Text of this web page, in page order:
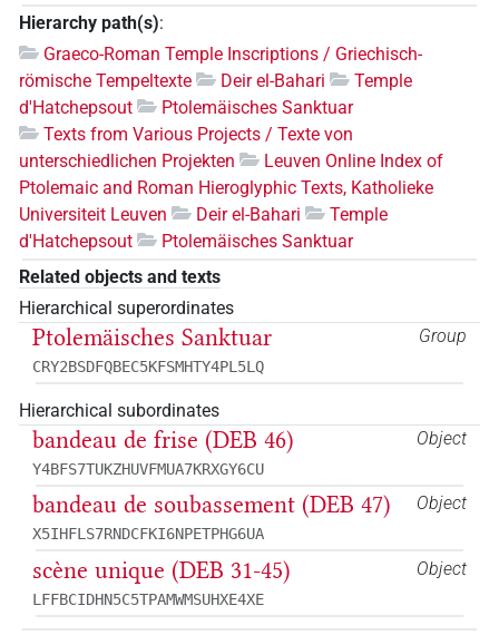
Hierarchy path(s):
Graeco-Roman Temple Inscriptions / Griechisch-
römische Tempeltexte
Deir el-Bahari
Temple
d'Hatchepsout
Ptolemäisches Sanktuar
Texts from Various Projects / Texte von
unterschiedlichen Projekten
Leuven Online Index of
Ptolemaic and Roman Hieroglyphic Texts, Katholieke
Universiteit Leuven
Deir el-Bahari
Temple
d'Hatchepsout
Ptolemäisches Sanktuar
Related objects and texts
Hierarchical superordinates
Group
Ptolemäisches Sanktuar
CRY2BSDFQBEC5KFSMHTY4PL5LQ
Hierarchical subordinates
Object
bandeau de frise (DEB 46)
Y4BFS7TUKZHUVFMUA7KRXGY6CU
Object
bandeau de soubassement (DEB 47)
X5IHFLS7RNDCFKI6NPETPHG6UA
Object
scène unique (DEB 31-45)
LFFBCIDHN5C5TPAMWMSUHXE4XE